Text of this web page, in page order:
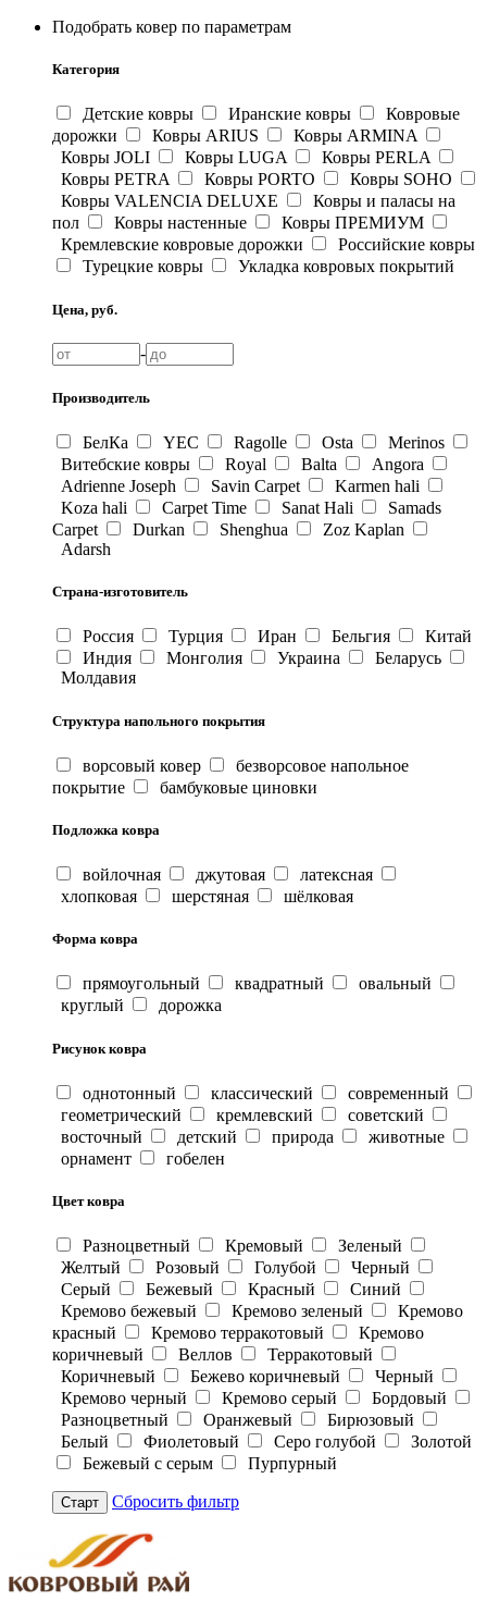
Подобрать ковер по параметрам
Категория
Детские ковры Иранские ковры
Ковровые
дорожки
Ковры ARIUS
Ковры ARMINA
Ковры JOLI
Ковры LUGA
Ковры PERLA
Ковры PETRA
Ковры PORTO
Ковры SOHO
Ковры VALENCIA DELUXE
Ковры и паласы на
пол
Ковры настенные
Ковры ПРЕМИУМ
Кремлевские ковровые дорожки
Российские ковры
Турецкие ковры
Укладка ковровых покрытий
Цена, руб.
-
Производитель
БелКа YEC Ragolle Osta
Merinos
Витебские ковры
Royal Balta
Angora
Adrienne Joseph
Savin Carpet
Karmen hali
Koza hali
Carpet Time Sanat Hali
Samads
Carpet
Durkan Shenghua
Zoz Kaplan
Adarsh
Страна-изготовитель
Россия Турция Иран Бельгия
Китай
Индия
Монголия Украина
Беларусь
Молдавия
Структура напольного покрытия
ворсовый ковер
безворсовое напольное
покрытие
бамбуковые циновки
Подложка ковра
войлочная джутовая
латексная
хлопковая
шерстяная шёлковая
Форма ковра
прямоугольный квадратный
овальный
круглый
дорожка
Рисунок ковра
однотонный классический
современный
геометрический
кремлевский
советский
восточный
детский природа
животные
орнамент
гобелен
Цвет ковра
Разноцветный Кремовый
Зеленый
Желтый
Розовый Голубой
Черный
Серый
Бежевый Красный
Синий
Кремово бежевый
Кремово зеленый
Кремово
красный
Кремово терракотовый
Кремово
коричневый
Веллов
Терракотовый
Коричневый
Бежево коричневый
Черный
Кремово черный
Кремово серый
Бордовый
Разноцветный
Оранжевый
Бирюзовый
Белый
Фиолетовый Серо голубой
Золотой
Бежевый с серым
Пурпурный
Старт Сбросить фильтр